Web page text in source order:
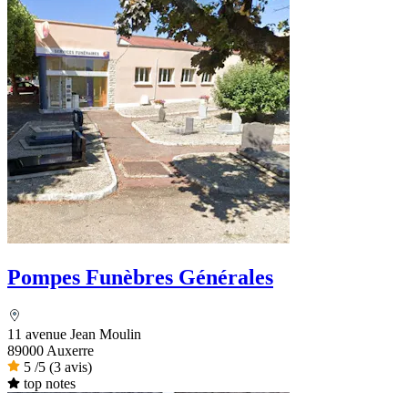
Pompes Funèbres Générales
11 avenue Jean Moulin
89000 Auxerre
5 /5 (3 avis)
top notes